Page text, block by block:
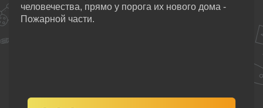
человечества, прямо у порога их нового дома -
Пожарной части.